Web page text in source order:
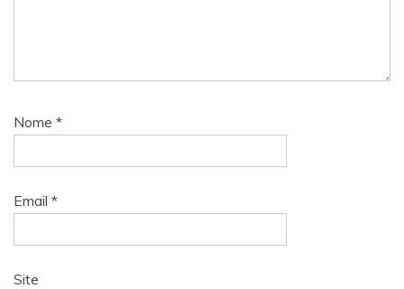
Nome *
Email *
Site